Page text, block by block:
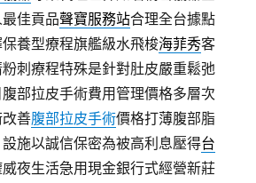
佳貢品聲寶服務站合理全台據點
養型療程旗艦級水飛梭海菲秀客
刺療程特殊是針對肚皮嚴重鬆弛
部拉皮手術費用管理價格多層次
善腹部拉皮手術價格打薄腹部脂
施以誠信保密為被高利息壓得台
夜生活急用現金銀行式經營新莊